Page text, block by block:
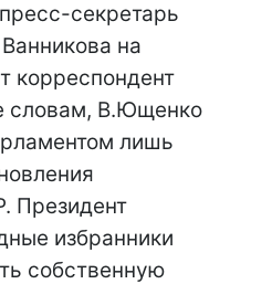
секретарь
на
корреспондент
словам, В.Ющенко
лишь
Президент
избранники
собственную